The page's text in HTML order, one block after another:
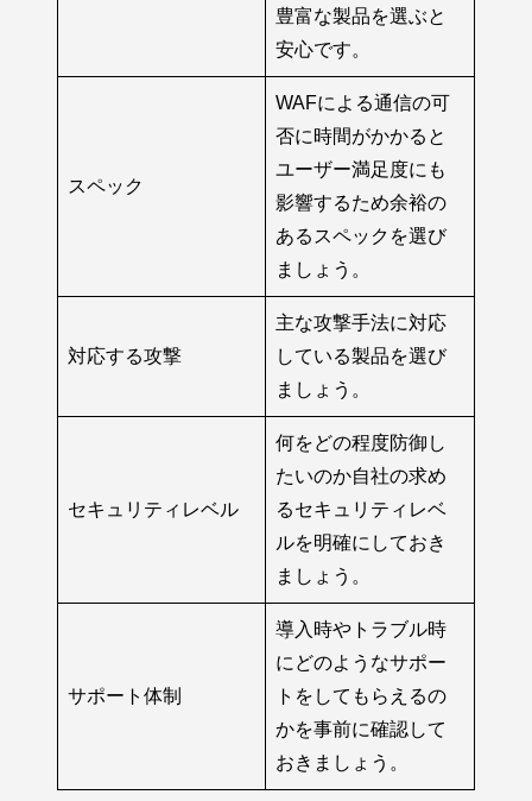
豊富な製品を選ぶと
安心です。
スペック
WAFによる通信の可
否に時間がかかると
ユーザー満足度にも
影響するため余裕の
あるスペックを選び
ましょう。
対応する攻撃
主な攻撃手法に対応
している製品を選び
ましょう。
セキュリティレベル
何をどの程度防御し
たいのか自社の求め
るセキュリティレベ
ルを明確にしておき
ましょう。
サポート体制
導入時やトラブル時
にどのようなサポー
トをしてもらえるの
かを事前に確認して
おきましょう。